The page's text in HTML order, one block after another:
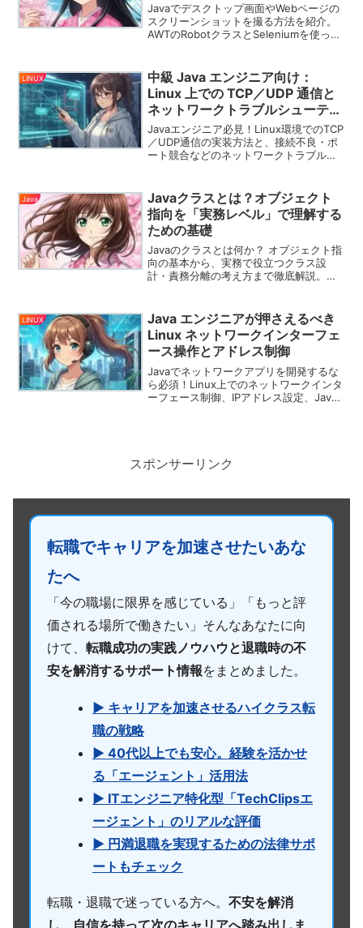
Javaでデスクトップ画面やWebページの
スクリーンショットを撮る方法を紹介。
AWTのRobotクラスとSeleniumを使った
LINUX
中級 Java エンジニア向け：
Linux 上での TCP／UDP 通信と
ネットワークトラブルシューティ
ング
Javaエンジニア必見！Linux環境でのTCP
／UDP通信の実装方法と、接続不良・ポ
ート競合などのネットワークトラブルを
Java
Javaクラスとは？オブジェクト
指向を「実務レベル」で理解する
ための基礎
Javaのクラスとは何か？ オブジェクト指
向の基本から、実務で役立つクラス設
計・責務分離の考え方まで徹底解説。現
LINUX
Java エンジニアが押さえるべき
Linux ネットワークインターフェ
ース操作とアドレス制御
Javaでネットワークアプリを開発するな
ら必須！Linux上でのネットワークインタ
ーフェース制御、IPアドレス設定、Java
スポンサーリンク
転職でキャリアを加速させたいあな
たへ
「今の職場に限界を感じている」「もっと評
価される場所で働きたい」そんなあなたに向
けて、 転職成功の実践ノウハウと退職時の不
安を解消するサポート情報をまとめました。
▶ キャリアを加速させるハイクラス転
職の戦略
▶ 40代以上でも安心。経験を活かせ
る「エージェント」活用法
▶ ITエンジニア特化型「TechClipsエ
ージェント」のリアルな評価
▶ 円満退職を実現するための法律サポ
ートもチェック
転職・退職で迷っている方へ。 不安を解消
し、自信を持って次のキャリアへ踏み出しま